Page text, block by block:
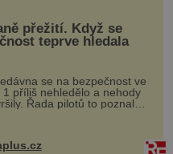
přežití. Když se
teprve hledala
se na bezpečnost ve
1 příliš nehledělo a nehody
Řada pilotů to poznala
kůži, často s trvalými
nebo bohužel i ztrátou
nepochopiteln...